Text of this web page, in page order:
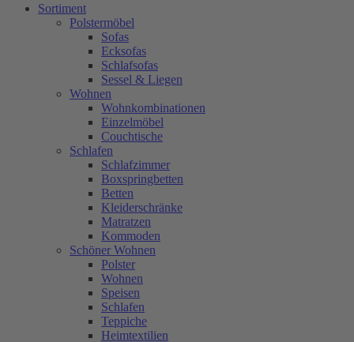
Sortiment
Polstermöbel
Sofas
Ecksofas
Schlafsofas
Sessel & Liegen
Wohnen
Wohnkombinationen
Einzelmöbel
Couchtische
Schlafen
Schlafzimmer
Boxspringbetten
Betten
Kleiderschränke
Matratzen
Kommoden
Schöner Wohnen
Polster
Wohnen
Speisen
Schlafen
Teppiche
Heimtextilien